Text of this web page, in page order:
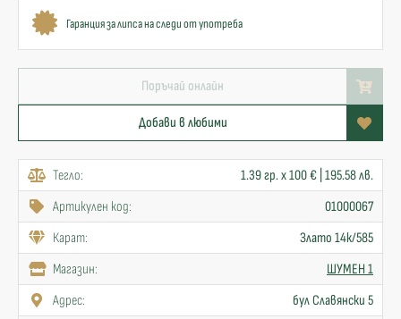
Гаранция за липса на следи от употреба
Поръчай онлайн
Добави в любими
Тегло:
1.39 гр. x 100 € | 195.58 лв.
Артикулен код:
01000067
Карат:
Злато 14к/585
Mагазин:
ШУМЕН 1
Адрес:
бул Славянски 5